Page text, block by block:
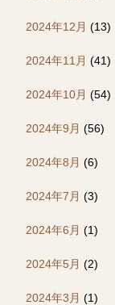
2024年12月 (13)
2024年11月 (41)
2024年10月 (54)
2024年9月 (56)
2024年8月 (6)
2024年7月 (3)
2024年6月 (1)
2024年5月 (2)
2024年3月 (1)